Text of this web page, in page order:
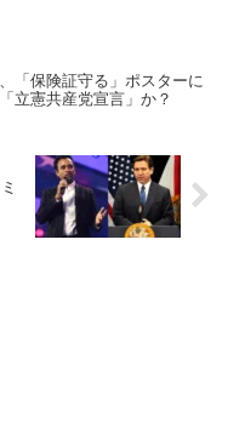
「保険証守る」ポスターに
立憲共産党宣言」か？